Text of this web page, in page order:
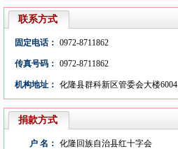
联系方式
固定电话： 0972-8711862
传真号码： 0972-8711862
机构地址： 化隆县群科新区管委会大楼6004
室
捐款方式
户 名： 化隆回族自治县红十字会